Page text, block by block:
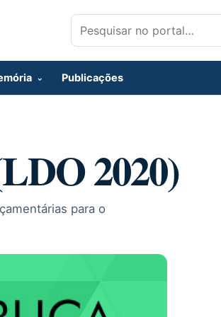
Pesquisar por:
Publicações
2020)
para o